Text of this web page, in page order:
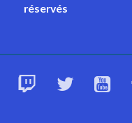
réservés